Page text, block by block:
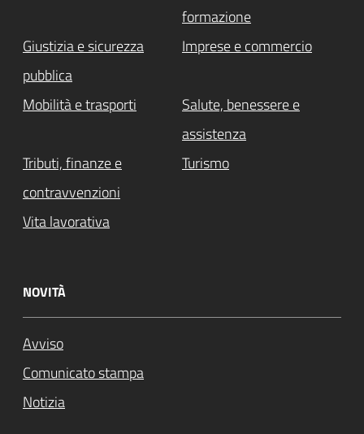
formazione
Giustizia e sicurezza
pubblica
Imprese e commercio
Mobilità e trasporti
Salute, benessere e
assistenza
Tributi, finanze e
contravvenzioni
Turismo
Vita lavorativa
NOVITÀ
Avviso
Comunicato stampa
Notizia